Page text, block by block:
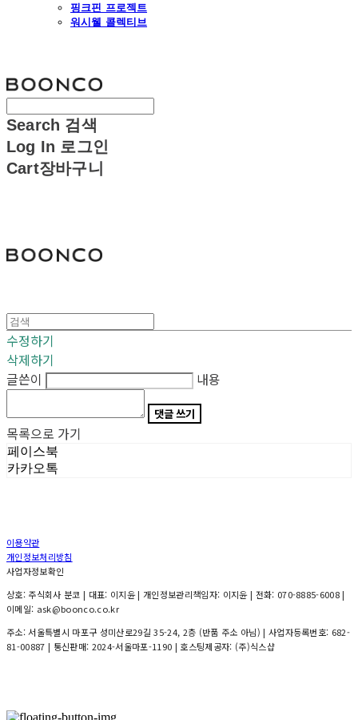
핑크핀 프로젝트
워시웰 콜렉티브
Search 검색
Log In 로그인
Cart장바구니
수정하기
삭제하기
글쓴이
내용
댓글 쓰기
목록으로 가기
페이스북
카카오톡
이용약관
개인정보처리방침
사업자정보확인
상호: 주식회사 분코 | 대표: 이지윤 | 개인정보관리책임자: 이지윤 | 전화: 070-8885-6008 |
이메일: ask@boonco.co.kr
주소: 서울특별시 마포구 성미산로29길 35-24, 2층 (반품 주소 아님) | 사업자등록번호: 682-
81-00887 | 통신판매: 2024-서울마포-1190 | 호스팅제공자: (주)식스샵